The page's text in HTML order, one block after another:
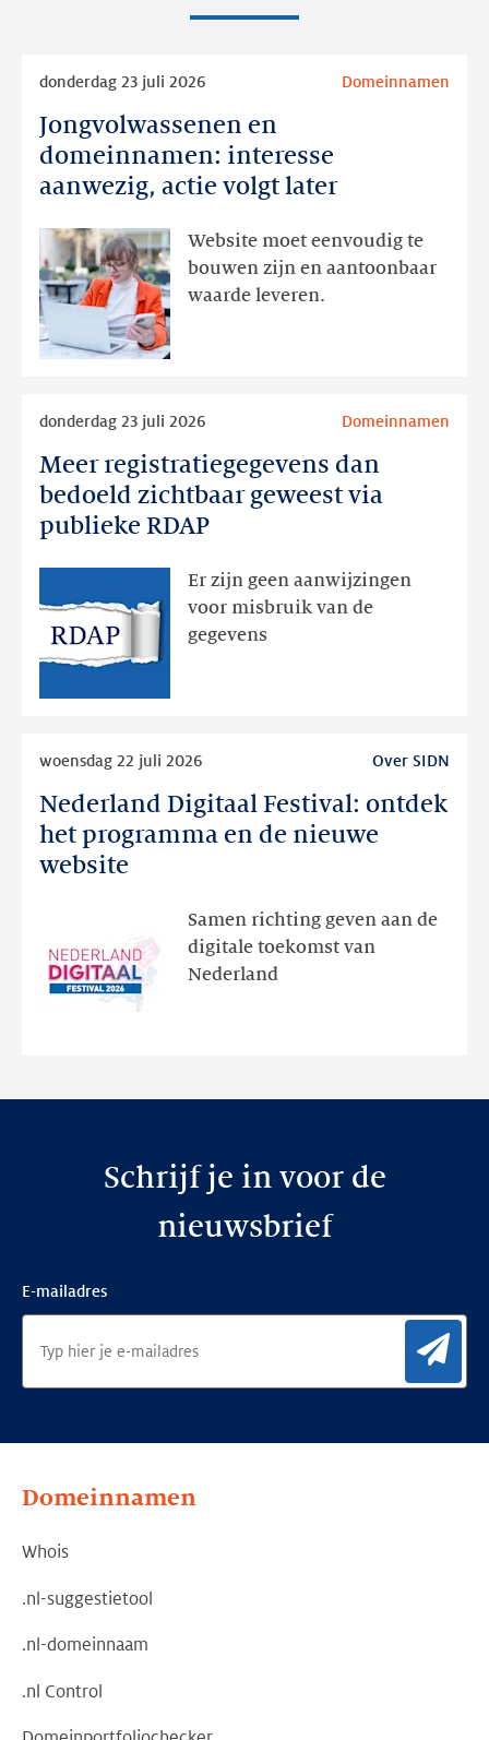
Jongvolwassenen en
domeinnamen: interesse
aanwezig, actie volgt later
donderdag 23 juli 2026 Domeinnamen
Website moet eenvoudig te
bouwen zijn en aantoonbaar
waarde leveren.
Jongvolwassenen
aanwezig,
actie
volgt
later
Meer registratiegegevens dan
bedoeld zichtbaar geweest via
publieke RDAP
donderdag 23 juli 2026 Domeinnamen
Er zijn geen aanwijzingen
voor misbruik van de
gegevens
Meer
registratiegegevens
bedoeld
zichtbaar
Nederland Digitaal Festival: ontdek
het programma en de nieuwe
website
woensdag 22 juli 2026 Over SIDN
Samen richting geven aan de
digitale toekomst van
Nederland
Nederland
Digitaal
Festival:
Schrijf je in voor de
nieuwsbrief
E-mailadres
Domeinnamen
Whois
.nl-suggestietool
.nl-domeinnaam
.nl Control